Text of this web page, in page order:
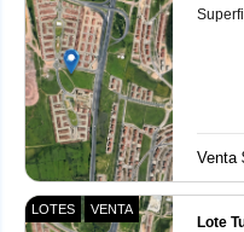
Venta
LOTES VENTA
Lote